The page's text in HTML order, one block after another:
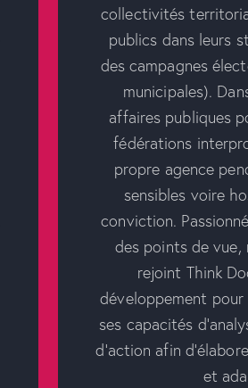
collectivités
publics dans leurs
des campagnes
municipales).
affaires publiques
fédérations
propre agence
sensibles voire
conviction.
des points de
rejoint Think
développement
ses capacités
d’action afin
et